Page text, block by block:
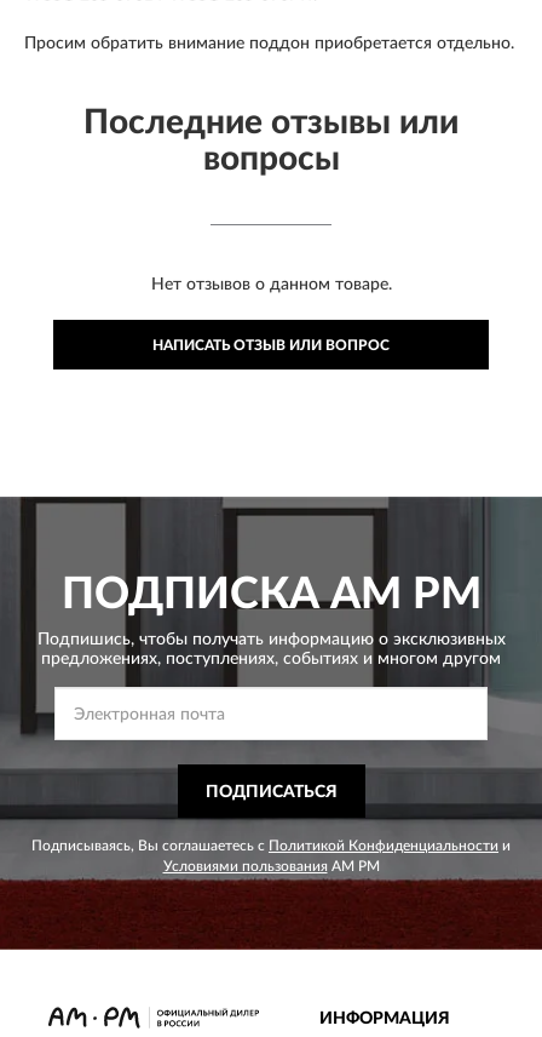
Просим обратить внимание поддон приобретается отдельно.
Последние отзывы или
вопросы
Нет отзывов о данном товаре.
НАПИСАТЬ ОТЗЫВ ИЛИ ВОПРОС
ПОДПИСКАAM PM
Подпишись, чтобы получать информацию о эксклюзивных
предложениях, поступлениях, событиях и многом другом
ПОДПИСАТЬСЯ
Подписываясь, Вы соглашаетесь с Политикой Конфиденциальности и
Условиями пользования AM PM
ИНФОРМАЦИЯ